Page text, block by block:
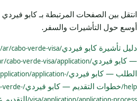
انتقل بين الصفحات المرتبطة بـ كابو
أوسع حول التأشيرات والسفر.
دليل تأشيرة كابو فيردي/ar/cabo-verde-visa/
— كابو فيردي/ar/cabo-verde-visa/application/
الطلب — كابو فيردي application-
help/ خطوات التقديم — كابو فيردي verde-